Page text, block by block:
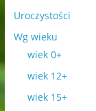
Uroczystości
Wg wieku
wiek 0+
wiek 12+
wiek 15+